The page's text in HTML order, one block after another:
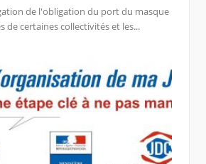
de l'obligation du port du masque
de certaines collectivités et les...